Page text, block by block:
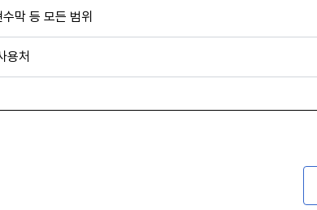
막 등 모든 범위
용처